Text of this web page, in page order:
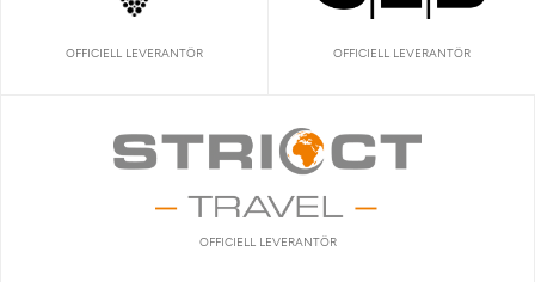
OFFICIELL LEVERANTÖR OFFICIELL LEVERANTÖR
OFFICIELL LEVERANTÖR